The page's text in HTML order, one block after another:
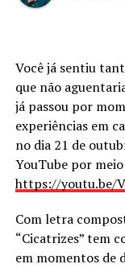
Você já sentiu
que não
já passou por
experiências em
no dia 21 de
YouTube por
https://youtu.be/
Com letra
“Cicatrizes” tem
em momentos de